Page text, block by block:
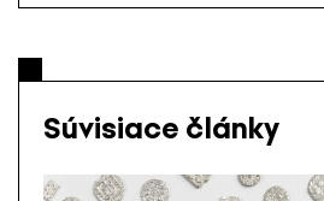
Súvisiace články